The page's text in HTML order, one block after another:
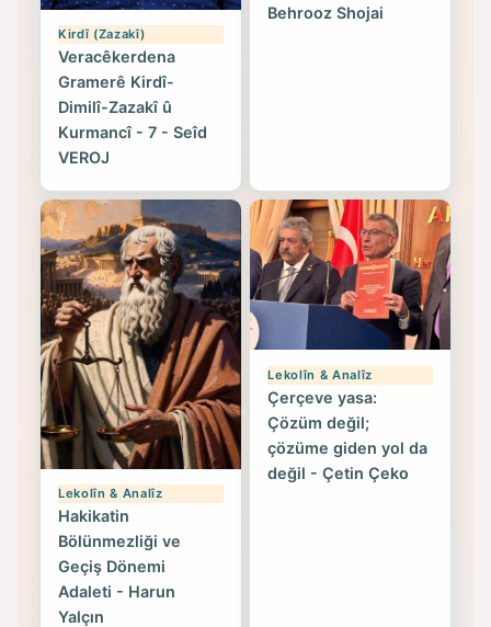
Kirdî (Zazakî)
Veracêkerdena
Gramerê Kirdî-
Dimilî-Zazakî û
Kurmancî - 7 - Seîd
VEROJ
Behrooz Shojai
Lekolîn & Analîz
Hakikatin
Bölünmezliği ve
Geçiş Dönemi
Adaleti - Harun
Yalçın
Lekolîn & Analîz
Çerçeve yasa:
Çözüm değil;
çözüme giden yol da
değil - Çetin Çeko